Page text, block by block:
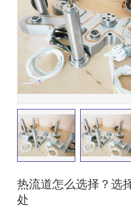
热流道怎么选择？选
处